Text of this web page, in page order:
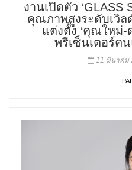
งานเปิดตัว ‘GLASS
คุณภาพสูงระดับเวิ
แต่งตั้ง ‘คุณใหม่-
พรีเซ็นเตอร์ค
11 มีนาคม